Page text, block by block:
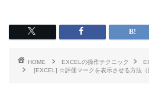
HOME EXCELの操作テクニック
[EXCEL] ☆評価マークを表示させる方法（